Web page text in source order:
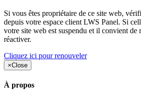
Si vous êtes propriétaire de ce site web,
depuis votre espace client LWS Panel. Si
votre site web est suspendu et il convient de
réactiver.
Cliquez ici pour renouveler
×Close
À propos